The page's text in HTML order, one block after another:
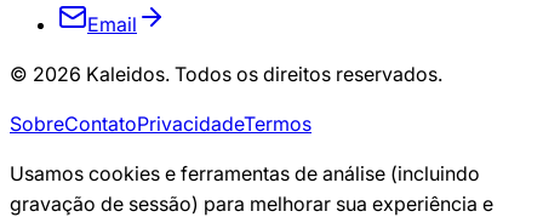
Email
© 2026 Kaleidos. Todos os direitos reservados.
SobreContatoPrivacidadeTermos
Usamos cookies e ferramentas de análise (incluindo
gravação de sessão) para melhorar sua experiência e